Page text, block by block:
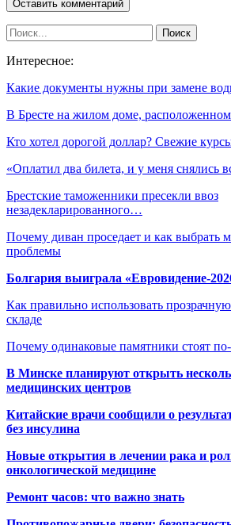
Интересное:
Какие документы нужны при замене
В Бресте на жилом доме,
Кто хотел дорогой доллар? Свежие
«Оплатил два билета, и у меня снялись
Брестские таможенники пресекли ввоз
незадекларированного…
Почему диван проседает и как выбрать
проблемы
Болгария выиграла «Евровидение-
Как правильно использовать
складе
Почему одинаковые памятники стоят
В Минске планируют открыть
медицинских центров
Китайские врачи сообщили о
без инсулина
Новые открытия в лечении рака и
онкологической медицине
Ремонт часов: что важно знать